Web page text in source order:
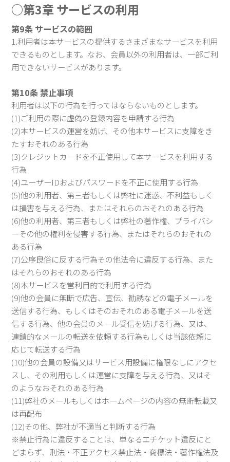
○第3章 サービスの利用
第9条 サービスの範囲
1.利用者は本サービスの提供するさまざまなサービスを利用
できるものとします。なお、会員以外の利用者は、一部ご利
用できないサービスがあります。
第10条 禁止事項
利用者は以下の行為を行ってはならないものとします。
(1)ご利用の際に虚偽の登録内容を申請する行為
(2)本サービスの運営を妨げ、その他本サービスに支障をき
たすおそれのある行為
(3)クレジットカードを不正使用して本サービスを利用する
行為
(4)ユーザーIDおよびパスワードを不正に使用する行為
(5)他の利用者、第三者もしくは弊社に迷惑、不利益もしく
は損害を与える行為、またはそれらのおそれのある行為
(6)他の利用者、第三者もしくは弊社の著作権、プライバシ
ーその他の権利を侵害する行為、またはそれらのおそれの
ある行為
(7)公序良俗に反する行為その他法令に違反する行為、また
はそれらのおそれのある行為
(8)本サービスを営利目的で利用する行為
(9)他の会員に無断で広告、宣伝、勧誘などの電子メールを
送信する行為、もしくはそのおそれのある電子メールを送
信する行為、他の会員のメール受信を妨げる行為、又は、
連鎖的なメールの転送を依頼する行為もしくは当該依頼に
応じて転送する行為
(10)他の会員の設備又はサービス用設備に権限なしにアクセ
スし、その利用もしくは運営に支障を与える行為、又はそ
のようなおそれのある行為
(11)弊社のメールもしくはホームページの内容の無断転載又
は再配布
(12)その他、弊社が不適当と判断する行為
※禁止行為に違反することは、単なるエチケット違反にと
どまらず、刑法・不正アクセス禁止法・商標法・著作権法及